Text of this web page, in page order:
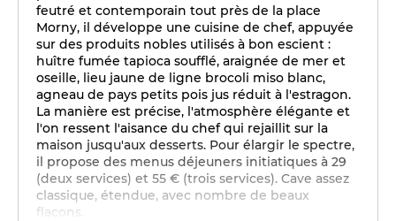
feutré et contemporain tout près de la place
Morny, il développe une cuisine de chef, appuyée
sur des produits nobles utilisés à bon escient :
huître fumée tapioca soufflé, araignée de mer et
oseille, lieu jaune de ligne brocoli miso blanc,
agneau de pays petits pois jus réduit à l'estragon.
La manière est précise, l'atmosphère élégante et
l'on ressent l'aisance du chef qui rejaillit sur la
maison jusqu'aux desserts. Pour élargir le spectre,
il propose des menus déjeuners initiatiques à 29
(deux services) et 55 € (trois services). Cave assez
classique, étendue, avec nombre de beaux
flacons.